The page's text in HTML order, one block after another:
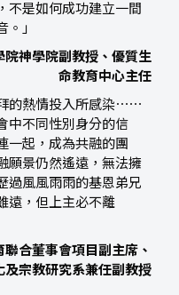
是如何成功建立一間
」
神學院副教授、 優質生
命教育中心主任
的熱情投入所感染⋯⋯
中不同性別身分的信
一起，成為共融的團
願景仍然遙遠，無法擁
過風風雨雨的基恩弟兄
遠，但上主必不離
合董事會項目副主席、
及宗教研究系兼任副教授